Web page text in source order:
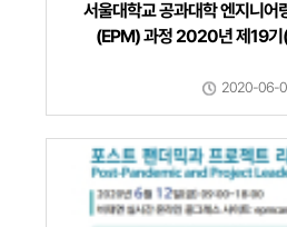
서울대학교 공과대학 엔지니어
(EPM) 과정 2020년 제19기
2020-06-